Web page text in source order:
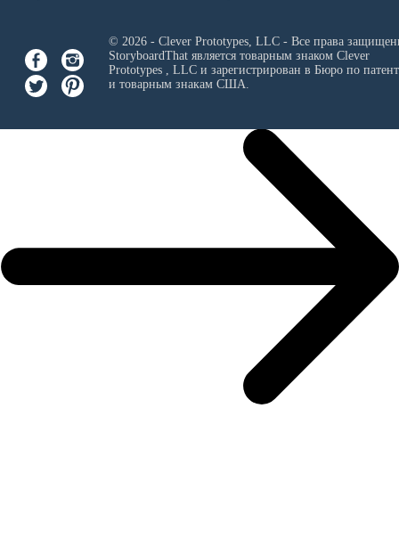
© 2026 - Clever Prototypes, LLC - Все права
StoryboardThat является товарным знаком Clever
Prototypes , LLCи зарегистрирован в Бюро по
и товарным знакам США.